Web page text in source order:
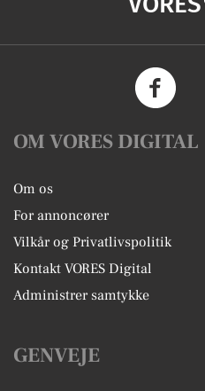
OM VORES DIGITAL
Om os
For annoncører
Vilkår og Privatlivspolitik
Kontakt VORES Digital
Administrer samtykke
GENVEJE